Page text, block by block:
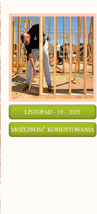
LISTOPAD - 19 - 2025
MOŻLIWOŚĆ KOMENTOWANIA